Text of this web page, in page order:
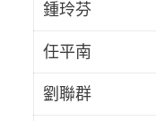
鍾玲芬
任平南
劉聯群